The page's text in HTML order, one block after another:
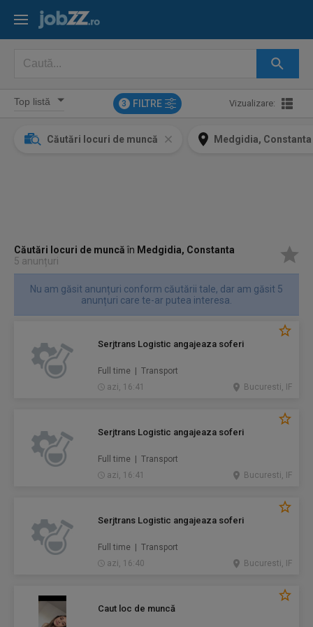
3 FILTRE Vizualizare:
Căutări locuri de muncă Medgidia, Constanta
Căutări locuri de muncăîn Medgidia, Constanta
5 anunțuri
Nu am găsit anunțuri conform căutării tale, dar am găsit 5
anunțuri care te-ar putea interesa.
Serjtrans Logistic angajeaza soferi
Full time | Transport
azi, 16:41
Bucuresti, IF
Serjtrans Logistic angajeaza soferi
Full time | Transport
azi, 16:41
Bucuresti, IF
Serjtrans Logistic angajeaza soferi
Full time | Transport
azi, 16:40
Bucuresti, IF
Caut loc de muncă